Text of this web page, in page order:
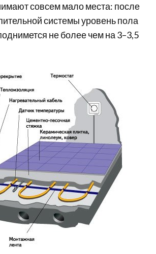
совсем мало места: после
системы уровень пола
не более чем на 3–3,5